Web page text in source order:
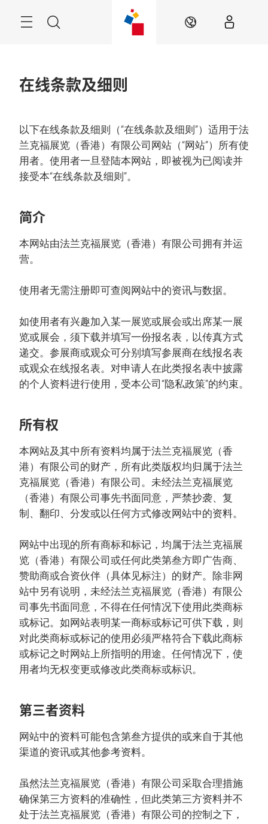
菜
ZH
在线条款及细则
以下在线条款及细则（“在线条款及细则”）适用于法
兰克福展览（香港）有限公司网站（“网站”）所有使
用者。使用者一旦登陆本网站，即被视为已阅读并
接受本“在线条款及细则”。
简介
本网站由法兰克福展览（香港）有限公司拥有并运
营。
使用者无需注册即可查阅网站中的资讯与数据。
如使用者有兴趣加入某一展览或展会或出席某一展
览或展会，须下载并填写一份报名表，以传真方式
递交。参展商或观众可分别填写参展商在线报名表
或观众在线报名表。对申请人在此类报名表中披露
的个人资料进行使用，受本公司“隐私政策”的约束。
所有权
本网站及其中所有资料均属于法兰克福展览（香
港）有限公司的财产，所有此类版权均归属于法兰
克福展览（香港）有限公司。未经法兰克福展览
（香港）有限公司事先书面同意，严禁抄袭、复
制、翻印、分发或以任何方式修改网站中的资料。
网站中出现的所有商标和标记，均属于法兰克福展
览（香港）有限公司或任何此类第叁方即广告商、
赞助商或合资伙伴（具体见标注）的财产。除非网
站中另有说明，未经法兰克福展览（香港）有限公
司事先书面同意，不得在任何情况下使用此类商标
或标记。如网站表明某一商标或标记可供下载，则
对此类商标或标记的使用必须严格符合下载此商标
或标记之时网站上所指明的用途。任何情况下，使
用者均无权变更或修改此类商标或标识。
第三者资料
网站中的资料可能包含第叁方提供的或来自于其他
渠道的资讯或其他参考资料。
虽然法兰克福展览（香港）有限公司采取合理措施
确保第三方资料的准确性，但此类第三方资料并不
处于法兰克福展览（香港）有限公司的控制之下，